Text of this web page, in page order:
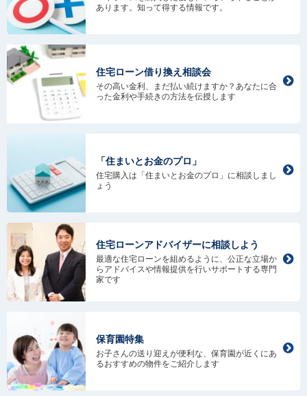
あります。知って得する情報です。
住宅ローン借り換え相談会
その高い金利、まだ払い続けますか？あなたに合
った金利や手続きの方法を伝授します
「住まいとお金のプロ」
住宅購入は「住まいとお金のプロ」に相談しまし
ょう
住宅ローンアドバイザーに相談しよう
最適な住宅ローンを組めるように、公正な立場か
らアドバイスや情報提供を行いサポートする専門
家です
保育園特集
お子さんの送り迎えが便利な、保育園が近くにあ
るおすすめの物件をご紹介します